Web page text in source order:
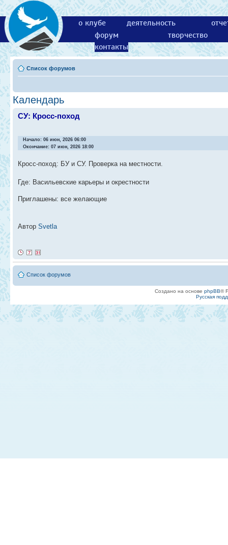
о клубе деятельность
форум
творчество
контакты
Список форумов
Календарь
СУ: Кросс-поход
Начало: 06 июн, 2026 06:00
Окончание: 07 июн, 2026 18:00
Кросс-поход: БУ и СУ. Проверка на местности.
Где: Васильевские карьеры и окрестности
Приглашены: все желающие
Автор Svetla
Список форумов
Создано на основе phpBB®
Русская